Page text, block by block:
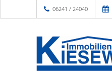
06241 / 24040